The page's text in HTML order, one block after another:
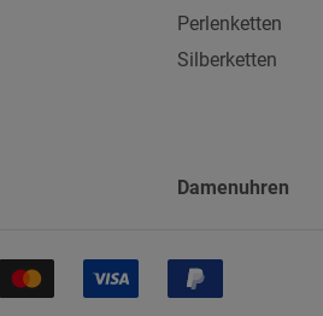
Perlenketten
Silberketten
Damenuhren